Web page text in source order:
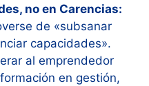
no en Carencias:
de «subsanar
capacidades».
al emprendedor
en gestión,